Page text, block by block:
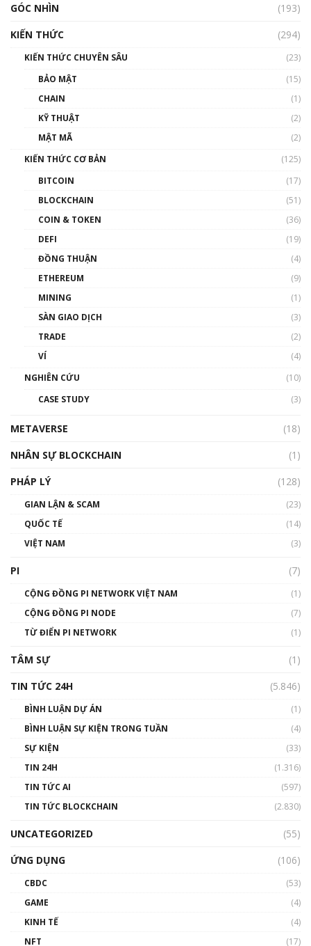
00:43:47
như thể nào?
00:39:31
Phổ cập Blockchain
thống & Crypto qua các cuộc chiến | Phổ cập
01:32:59
gió ấm
Talkshow 14: MemeCoin – Trò đùa tỷ đô
01:29:26
GÓC NHÌN
(193)
KIẾN THỨC
(294)
KIẾN THỨC CHUYÊN SÂU
(23)
BẢO MẬT
(15)
CHAIN
(1)
KỸ THUẬT
(2)
MẬT MÃ
(2)
KIẾN THỨC CƠ BẢN
(125)
BITCOIN
(17)
BLOCKCHAIN
(51)
COIN & TOKEN
(36)
DEFI
(19)
ĐỒNG THUẬN
(4)
ETHEREUM
(9)
MINING
(1)
SÀN GIAO DỊCH
(3)
TRADE
(2)
VÍ
(4)
NGHIÊN CỨU
(10)
CASE STUDY
(3)
METAVERSE
(18)
NHÂN SỰ BLOCKCHAIN
(1)
PHÁP LÝ
(128)
GIAN LẬN & SCAM
(23)
QUỐC TẾ
(14)
VIỆT NAM
(3)
PI (7)
CỘNG ĐỒNG PI NETWORK VIỆT NAM
(1)
CỘNG ĐỒNG PI NODE
(7)
TỪ ĐIỂN PI NETWORK
(1)
TÂM SỰ
(1)
TIN TỨC 24H
(5.846)
BÌNH LUẬN DỰ ÁN
(1)
BÌNH LUẬN SỰ KIỆN TRONG TUẦN
(4)
SỰ KIỆN
(33)
TIN 24H
(1.316)
TIN TỨC AI
(597)
TIN TỨC BLOCKCHAIN
(2.830)
UNCATEGORIZED
(55)
ỨNG DỤNG
(106)
CBDC
(53)
GAME
(4)
KINH TẾ
(4)
NFT
(17)